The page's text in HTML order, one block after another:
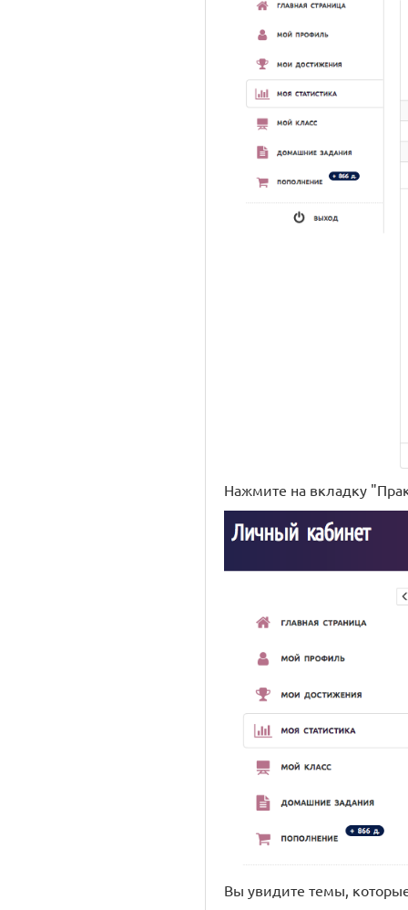
Нажмите на вкладку
Вы увидите темы,